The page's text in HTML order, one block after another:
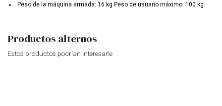
Peso de la máquina armada: 16 kg Peso de usuario máximo: 100 kg.
Productos alternos
Estos productos podrían interesarle